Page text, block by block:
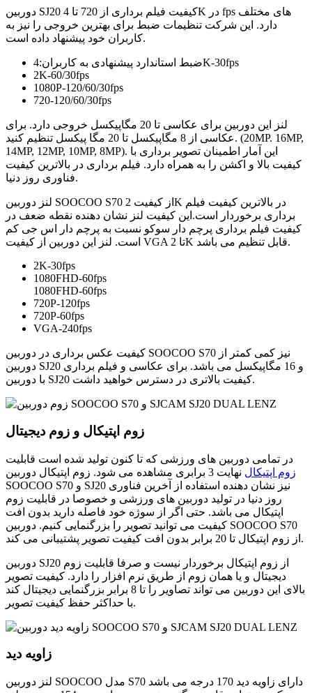
دوربین SJ20 کیفیت فیلم برداری از 720 تا 4K در fps های مختلف
دارد. این شرکت تنظیمات ضبط برای بهترین خروجی را نیز به
کاربران خود پیشنهاد داده است.
ضبط استاندارد پیشنهادی به کاربران:4K-30fps
2K-60/30fps
1080P-120/60/30fps
720-120/60/30fps
لنز این دوربین برای عکاسی تا 20 مگاپیکسل خروجی دارد. برای
عکاسی از 8 مگاپیکسل تا 20 مگا پیکسل تنظیم کنید. (20MP. 16MP,
14MP, 12MP, 10MP, 8MP). این آمار اطمینان تصویر برداری با
کیفیت بالا و اکشن را به همراه دارد. فیلم برداری در بالاترین کیفیت
فناوری روز دنیا.
لنز دوربین SOOCOO S70 از کیفیت 2K در بالاترین کیفیت فیلم
برداری برخوردار است.این کیفیت لنز نشان دهنده نقطه ضعف در
کیفیت فیلم برداری پرچم دار سوکو نسبت به پرچم دار اس جی کم
است. لنز این دوربین از کیفیت VGA تا 2K قابل تنظیم می باشد.
2K-30fps
1080FHD-60fps
1080FHD-60fps
720P-120fps
720P-60fps
VGA-240fps
کیفیت عکس برداری در دوربین SOOCOO S70 نیز کمی کمتر از
دوربین SJ20 و 16 مگاپیکسل می باشد. برای عکاسی و فیلم برداری
با دوربین SJ20 کیفیت بالاتری در دسترس خواهید داشت.
زوم اپتیکال و زوم دیجیتال
در تمامی دوربین های ورزشی که تا کنون تولید شده است قابلیت
زوم اپتیکال
نهایت 3 برابری مشاهده می شود. زوم اپتیکال دوربین
SOOCOO S70 و SJ20 نیز نشان دهنده استفاده از آخرین فناوری
روز دنیا در تولید دوربین های ورزشی و خصوصا در قابلیت زوم
اپتیکال می باشد. حتی اگر از سوژه خود فاصله دارید بدون افت
کیفیت می توانید تصویر را بزرگنمایی کنیم. دوربین SOOCOO S70
از زوم اپتیکال تا 20 برابر بدون افت کیفیت تصویر پشتیبانی می کند.
دوربین SJ20 از زوم اپتیکال برخوردار نیست و صرفا قابلیت زوم
دیجیتال و یا همان زوم از طریق نرم افزار را دارد. کیفیت تصویر
بالای این دوربین می تواند تصاویر را تا 8 برابر بزرگنمایی دیجیتال کند
با حداکثر حفظ کیفیت تصویر.
زاویه دید
لنز دوربین SOOCOO مدل S70 دارای زاویه دید 170 درجه می باشد